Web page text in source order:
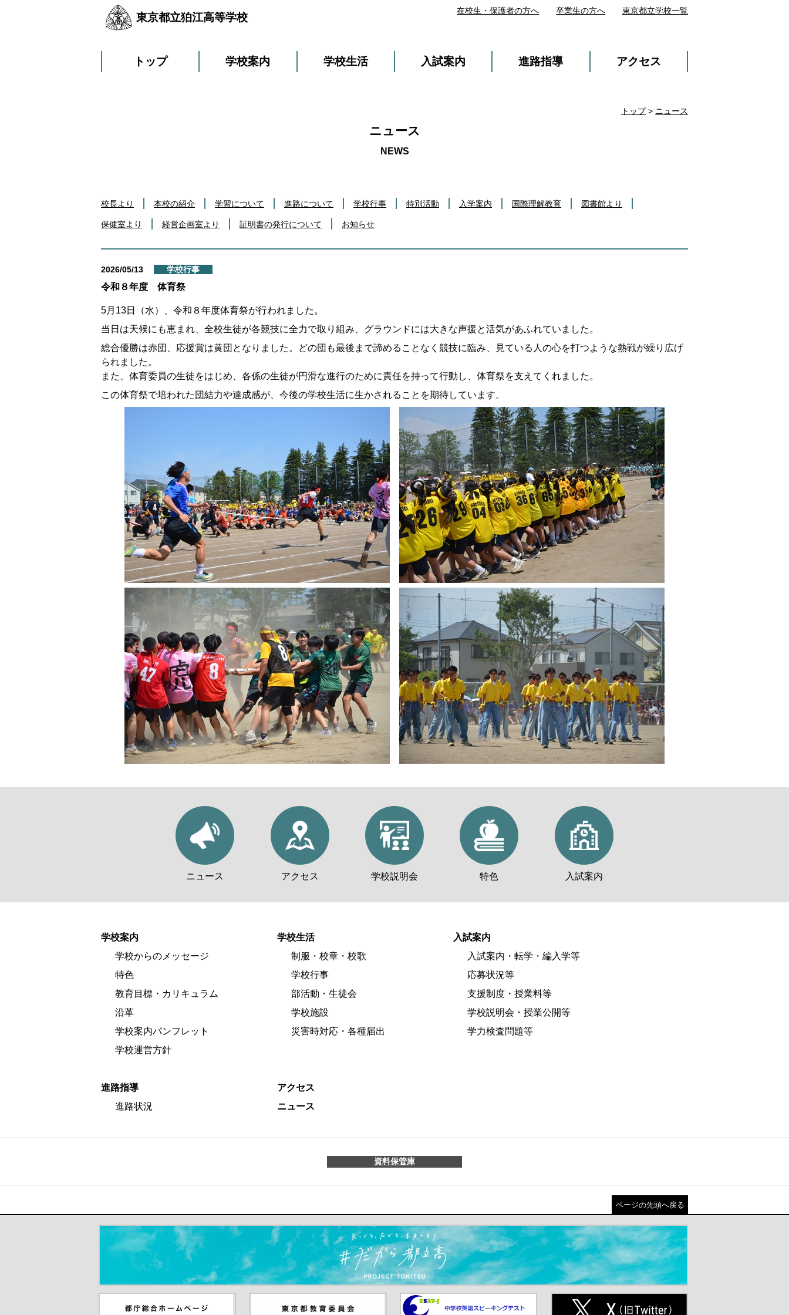
東京都立狛江高等学校
トップ 学校案内 学校生活 入試案内 進路指導 アクセス
在校生・保護者の方へ 卒業生の方へ 東京都立学校一覧
トップ> ニュース
ニュース
校長より 本校の紹介 学習について 進路について 学校行事 特別活動 入学案内 国際理解教育 図書館より
保健室より 経営企画室より 証明書の発行について お知らせ
2026/05/13 学校行事
令和８年度 体育祭
5月13日（水）、令和８年度体育祭が行われました。
当日は天候にも恵まれ、全校生徒が各競技に全力で取り組み、グラウンドには大きな声援と活気があふれていました。
総合優勝は赤団、応援賞は黄団となりました。どの団も最後まで諦めることなく競技に臨み、見ている人の心を打つような熱戦が繰り広げ
られました。
また、体育委員の生徒をはじめ、各係の生徒が円滑な進行のために責任を持って行動し、体育祭を支えてくれました。
この体育祭で培われた団結力や達成感が、今後の学校生活に生かされることを期待しています。
ニュース アクセス 学校説明会 特色 入試案内
学校案内
学校からのメッセージ
特色
教育目標・カリキュラム
沿革
学校案内パンフレット
学校運営方針
学校生活
制服・校章・校歌
学校行事
部活動・生徒会
学校施設
災害時対応・各種届出
入試案内
入試案内・転学・編入学等
応募状況等
支援制度・授業料等
学校説明会・授業公開等
学力検査問題等
進路指導
進路状況
アクセス
ニュース
資料保管庫
ページの先頭へ戻る
＃だから都立高（別ウインドウが開きます）
中学校英語スピーキングテスト
X(旧Twitter)（別ウインドウが開